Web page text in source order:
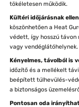
tökéletesen működik.
Kültéri időjárásnak
köszönhetően a Heat
védett, így hosszú távon
vagy vendéglátóhelynek.
Kényelmes, távolból is
időzítő és a mellékelt
beépített túlhevülés-
a biztonságos
Pontosan oda